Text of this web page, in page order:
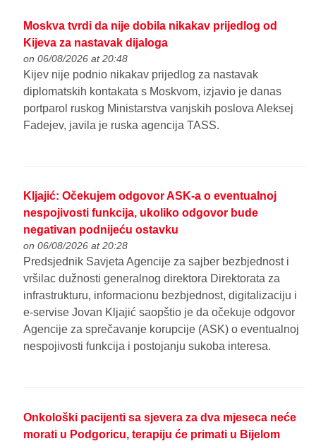
Moskva tvrdi da nije dobila nikakav prijedlog od
Kijeva za nastavak dijaloga
on 06/08/2026 at 20:48
Kijev nije podnio nikakav prijedlog za nastavak
diplomatskih kontakata s Moskvom, izjavio je danas
portparol ruskog Ministarstva vanjskih poslova Aleksej
Fadejev, javila je ruska agencija TASS.
Kljajić: Očekujem odgovor ASK-a o eventualnoj
nespojivosti funkcija, ukoliko odgovor bude
negativan podnijeću ostavku
on 06/08/2026 at 20:28
Predsjednik Savjeta Agencije za sajber bezbjednost i
vršilac dužnosti generalnog direktora Direktorata za
infrastrukturu, informacionu bezbjednost, digitalizaciju i
e-servise Jovan Kljajić saopštio je da očekuje odgovor
Agencije za sprečavanje korupcije (ASK) o eventualnoj
nespojivosti funkcija i postojanju sukoba interesa.
Onkološki pacijenti sa sjevera za dva mjeseca neće
morati u Podgoricu, terapiju će primati u Bijelom